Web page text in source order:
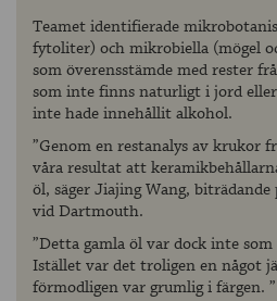
Teamet identifierade
fytoliter) och mikrobiella (mögel
som överensstämde med rester
som inte finns naturligt i jord
inte hade innehållit alkohol.
”Genom en restanalys av krukor
våra resultat att
öl, säger Jiajing Wang,
vid Dartmouth.
”Detta gamla öl var dock inte
Istället var det troligen en något
förmodligen var grumlig i färgen. ”